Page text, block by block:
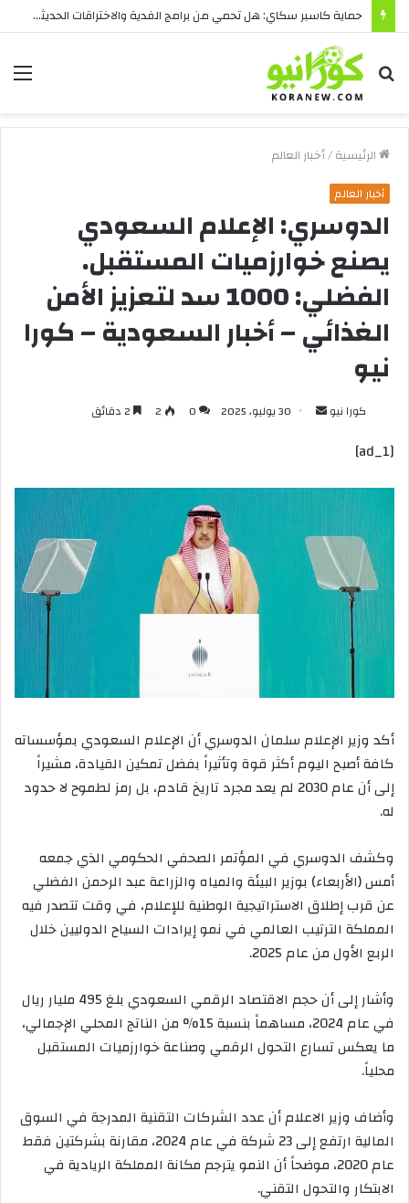
حماية كاسبر سكاي: هل تحمي من برامج الفدية والاختراقات الحديثة؟
بحث
عن
الرئيسية/أخبار العالم
أخبار العالم
الدوسري: الإعلام السعودي
يصنع خوارزميات المستقبل.
الفضلي: 1000 سد لتعزيز الأمن
الغذائي – أخبار السعودية – كورا
نيو
كورا نيو
أرسل 30 يوليو، 2025 0
2
[ad_1]
أكد وزير الإعلام سلمان الدوسري أن الإعلام السعودي بمؤسساته
كافة أصبح اليوم أكثر قوة وتأثيراً بفضل تمكين القيادة، مشيراً
إلى أن عام 2030 لم يعد مجرد تاريخ قادم، بل رمز لطموح لا حدود
له.
وكشف الدوسري في المؤتمر الصحفي الحكومي الذي جمعه
أمس (الأربعاء) بوزير البيئة والمياه والزراعة عبد الرحمن الفضلي
عن قرب إطلاق الاستراتيجية الوطنية للإعلام، في وقت تتصدر فيه
المملكة الترتيب العالمي في نمو إيرادات السياح الدوليين خلال
الربع الأول من عام 2025.
وأشار إلى أن حجم الاقتصاد الرقمي السعودي بلغ 495 مليار ريال
في عام 2024، مساهماً بنسبة 15% من الناتج المحلي الإجمالي،
ما يعكس تسارع التحول الرقمي وصناعة خوارزميات المستقبل
محلياً.
وأضاف وزير الاعلام أن عدد الشركات التقنية المدرجة في السوق
المالية ارتفع إلى 23 شركة في عام 2024، مقارنة بشركتين فقط
عام 2020، موضحاً أن النمو يترجم مكانة المملكة الريادية في
الابتكار والتحول التقني.